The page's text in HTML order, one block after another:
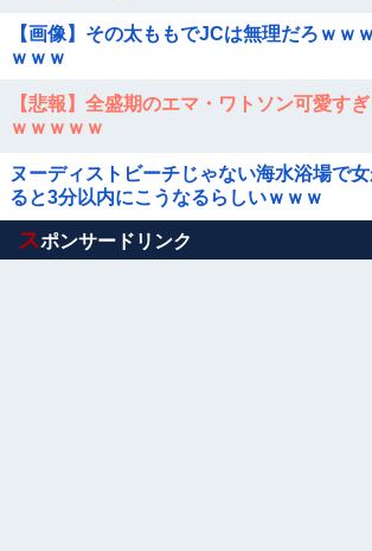
【画像】その太ももでJCは無理だろｗｗ
ｗｗｗ
【悲報】全盛期のエマ・ワトソン可愛す
ｗｗｗｗｗ
ヌーディストビーチじゃない海水浴場で
ると3分以内にこうなるらしいｗｗｗ
Powered by livedoor 相互RSS
スポンサードリンク